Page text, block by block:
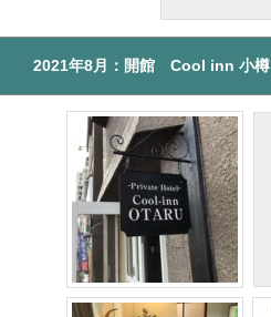
2021年8月：開館 Cool inn 小樽